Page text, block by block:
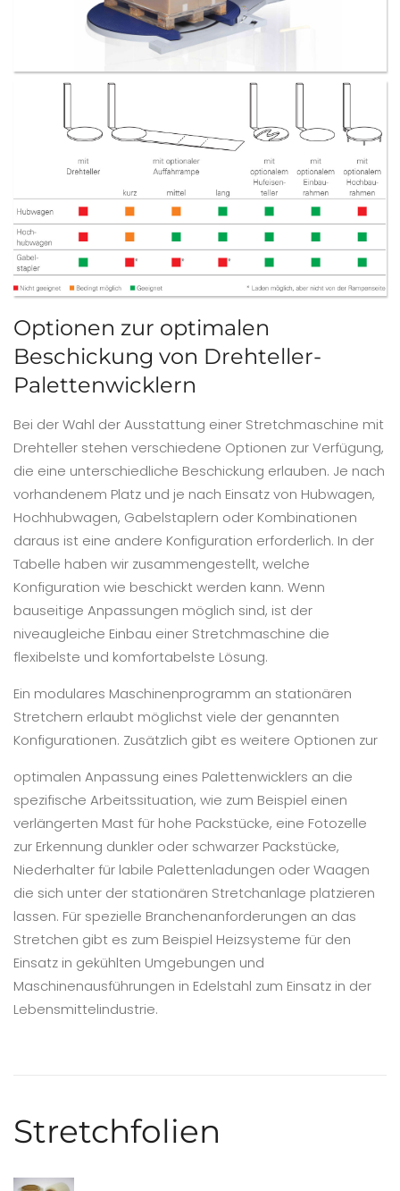
Optionen zur optimalen
Beschickung von Drehteller-
Palettenwicklern
Bei der Wahl der Ausstattung einer Stretchmaschine mit
Drehteller stehen verschiedene Optionen zur Verfügung,
die eine unterschiedliche Beschickung erlauben. Je nach
vorhandenem Platz und je nach Einsatz von Hubwagen,
Hochhubwagen, Gabelstaplern oder Kombinationen
daraus ist eine andere Konfiguration erforderlich. In der
Tabelle haben wir zusammengestellt, welche
Konfiguration wie beschickt werden kann. Wenn
bauseitige Anpassungen möglich sind, ist der
niveaugleiche Einbau einer Stretchmaschine die
flexibelste und komfortabelste Lösung.
Ein modulares Maschinenprogramm an stationären
Stretchern erlaubt möglichst viele der genannten
Konfigurationen. Zusätzlich gibt es weitere Optionen zur
optimalen Anpassung eines Palettenwicklers an die
spezifische Arbeitssituation, wie zum Beispiel einen
verlängerten Mast für hohe Packstücke, eine Fotozelle
zur Erkennung dunkler oder schwarzer Packstücke,
Niederhalter für labile Palettenladungen oder Waagen
die sich unter der stationären Stretchanlage platzieren
lassen. Für spezielle Branchenanforderungen an das
Stretchen gibt es zum Beispiel Heizsysteme für den
Einsatz in gekühlten Umgebungen und
Maschinenausführungen in Edelstahl zum Einsatz in der
Lebensmittelindustrie.
Stretchfolien